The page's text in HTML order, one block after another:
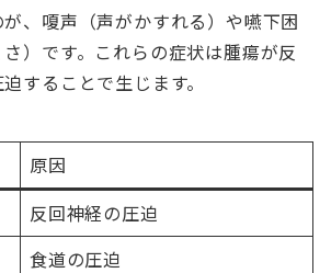
、嗄声（声がかすれる）や嚥下困
）です。これらの症状は腫瘍が反
することで生じます。
原因
反回神経の圧迫
食道の圧迫